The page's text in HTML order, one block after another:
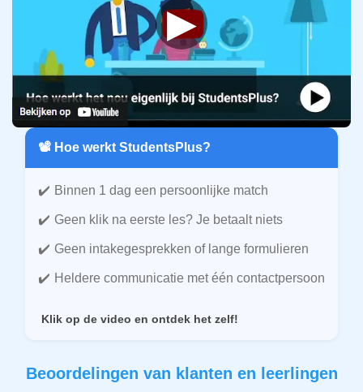
▶
📽️ Hoe werkt StudentsPlus?
Binnen 1 dag een persoonlijke match
Geen klik na eerste les? Je betaalt niets
Geen intakegesprekken of lange formulieren
Heldere communicatie met één contactpersoon
Klik op de video en ontdek het zelf!
Beoordelingen van klanten en leerlingen